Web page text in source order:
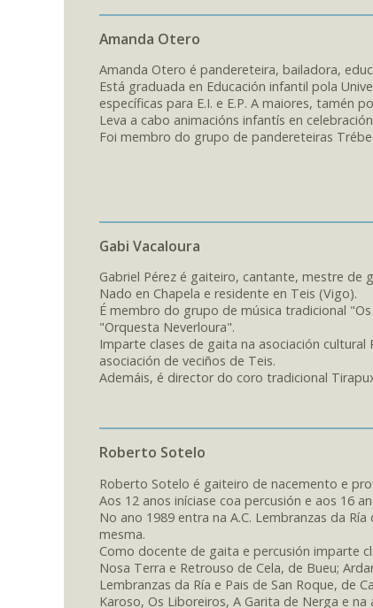
Amanda Otero
Amanda Otero é pandereteira, bailadora,
Está graduada en Educación infantil pola
específicas para E.I. e E.P. A maiores, tamén
Leva a cabo animacións infantís en
Foi membro do grupo de pandereteiras
Gabi Vacaloura
Gabriel Pérez é gaiteiro, cantante, mestre de
Nado en Chapela e residente en Teis (Vigo).
É membro do grupo de música tradicional
"Orquesta Neverloura".
Imparte clases de gaita na asociación cultural
asociación de veciños de Teis.
Ademáis, é director do coro tradicional
Roberto Sotelo
Roberto Sotelo é gaiteiro de nacemento e
Aos 12 anos iníciase coa percusión e aos 16
No ano 1989 entra na A.C. Lembranzas da
mesma.
Como docente de gaita e percusión imparte
Nosa Terra e Retrouso de Cela, de Bueu;
Lembranzas da Ría e Pais de San Roque, de
Karoso, Os Liboreiros, A Garita de Nerga e